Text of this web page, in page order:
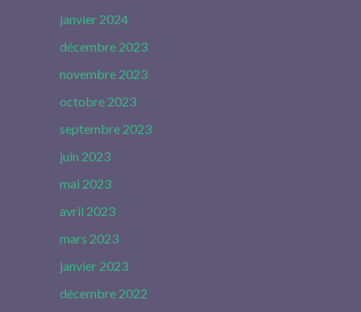
janvier 2024
décembre 2023
novembre 2023
octobre 2023
septembre 2023
juin 2023
mai 2023
avril 2023
mars 2023
janvier 2023
décembre 2022